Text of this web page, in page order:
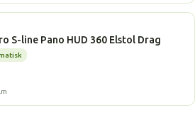
S-line Pano HUD 360 Elstol Drag